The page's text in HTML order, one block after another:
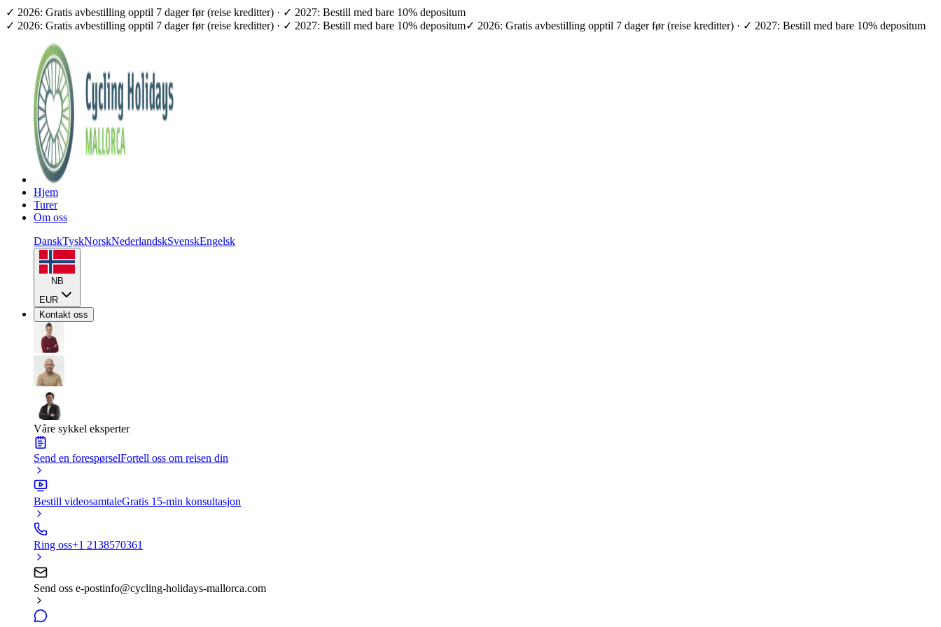
✓ 2026: Gratis avbestilling opptil 7 dager før (reise kreditter) · ✓ 2027: Bestill med bare 10% depositum
✓ 2026: Gratis avbestilling opptil 7 dager før (reise kreditter) · ✓ 2027: Bestill med bare 10% depositum✓ 2026: Gratis avbestilling opptil 7 dager før (reise kreditter) · ✓ 2027: Bestill med bare 10% depositum
Hjem
Turer
Om oss
DanskTyskNorskNederlandskSvenskEngelsk
NB
EUR
Kontakt oss
Våre sykkel eksperter
Send en forespørselFortell oss om reisen din
Bestill videosamtaleGratis 15-min konsultasjon
Ring oss+1 2138570361
Send oss e-postinfo@cycling-holidays-mallorca.com